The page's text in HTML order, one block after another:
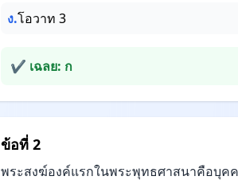
ง.โอวาท 3
✔ เฉลย: ก
ข้อที่ 2
พระสงฆ์องค์แรกในพระพุทธศาสนาคือบุค